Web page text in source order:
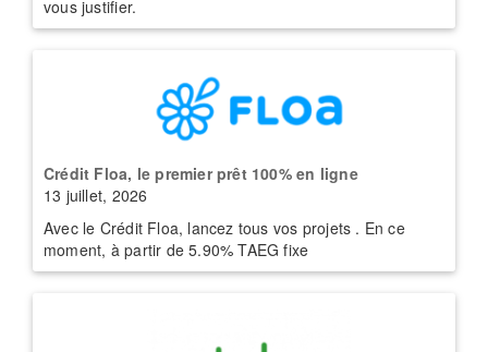
vous justifier.
Crédit Floa, le premier prêt 100% en ligne
13 juillet, 2026
Avec le Crédit Floa, lancez tous vos projets . En ce
moment, à partir de 5.90% TAEG fixe